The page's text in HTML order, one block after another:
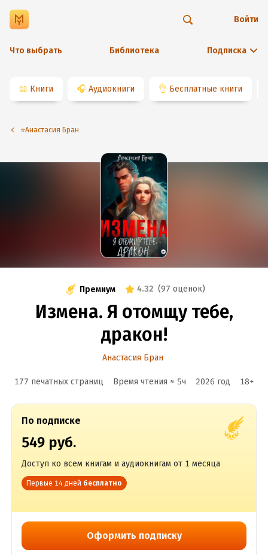
Что выбрать Библиотека Подписка
Войти
📖 Книги 🎧 Аудиокниги 👌 Бесплатные книги
⭐️Анастасия Бран
Премиум 4.32 (97 оценок)
Измена. Я отомщу тебе,
дракон!
Анастасия Бран
177 печатных страниц Время чтения ≈ 5ч 2026 год 18+
По подписке
549 руб.
Доступ ко всем книгам и аудиокнигам от 1 месяца
Первые 14 дней бесплатно
Оформить подписку